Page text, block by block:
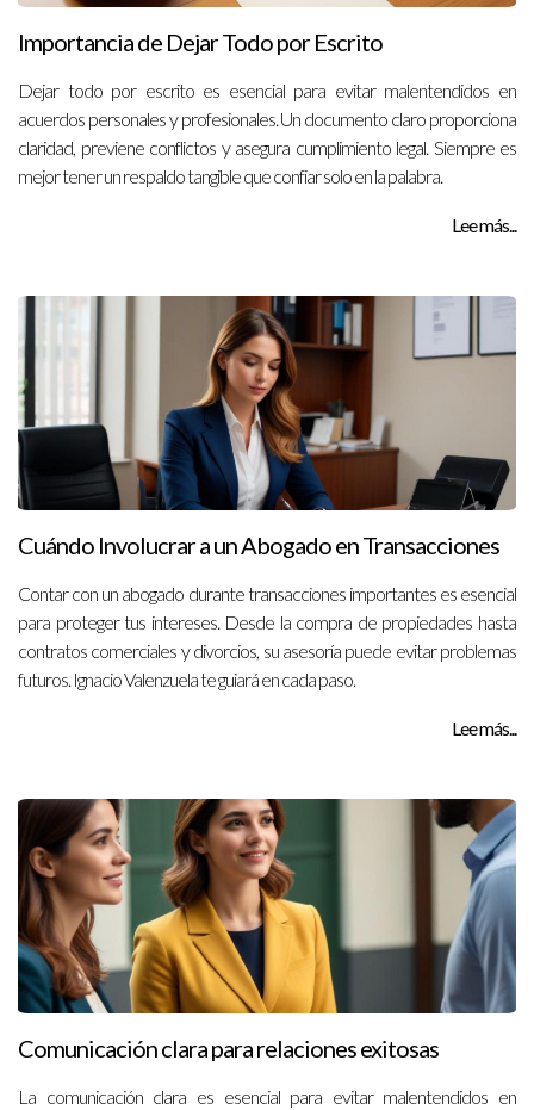
Importancia de Dejar Todo por Escrito
Dejar todo por escrito es esencial para evitar malentendidos en
acuerdos personales y profesionales. Un documento claro proporciona
claridad, previene conflictos y asegura cumplimiento legal. Siempre es
mejor tener un respaldo tangible que confiar solo en la palabra.
Lee más...
Cuándo Involucrar a un Abogado en Transacciones
Contar con un abogado durante transacciones importantes es esencial
para proteger tus intereses. Desde la compra de propiedades hasta
contratos comerciales y divorcios, su asesoría puede evitar problemas
futuros. Ignacio Valenzuela te guiará en cada paso.
Lee más...
Comunicación clara para relaciones exitosas
La comunicación clara es esencial para evitar malentendidos en